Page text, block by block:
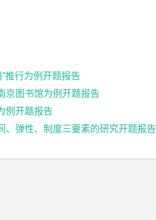
推行为例开题报告
图书馆为例开题报告
例开题报告
弹性、制度三要素的研究开题报告